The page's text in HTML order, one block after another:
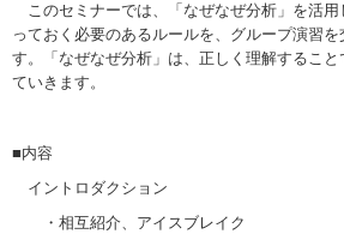
このセミナーでは、「なぜなぜ分析」を活用
っておく必要のあるルールを、グループ演習
す。「なぜなぜ分析」は、正しく理解するこ
ていきます。
■内容
イントロダクション
・相互紹介、アイスブレイク